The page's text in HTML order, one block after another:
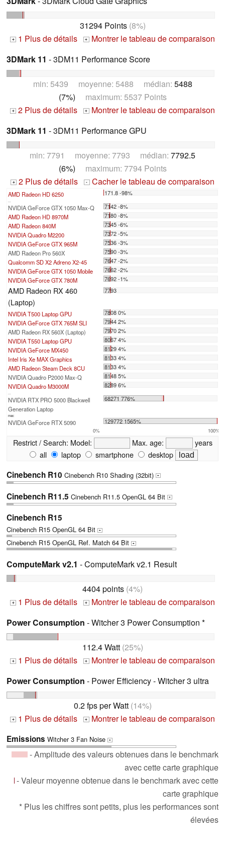
31294 Points(8%)
+ 1 Plus de détails + Montrer le tableau de comparaison
3DMark 11 - 3DM11 Performance Score
min: 5439 moyenne: 5488 médian: 5488
(7%) maximum: 5537 Points
+ 2 Plus de détails + Montrer le tableau de comparaison
3DMark 11 - 3DM11 Performance GPU
min: 7791 moyenne: 7793 médian: 7792.5
(6%) maximum: 7794 Points
+ 2 Plus de détails - Cacher le tableau de comparaison
AMD Radeon HD 6250 171.8 -98%
...
NVIDIA GeForce GTX 1050 Max-Q
7142 -8%
AMD Radeon HD 8970M
7180 -8%
AMD Radeon 840M
7345 -6%
NVIDIA Quadro M2200
7372 -5%
NVIDIA GeForce GTX 965M
7536 -3%
AMD Radeon Pro 560X
7590 -3%
Qualcomm SD X2 Adreno X2-45
7647 -2%
NVIDIA GeForce GTX 1050 Mobile
7662 -2%
NVIDIA GeForce GTX 780M
7692 -1%
AMD Radeon RX 460
(Laptop)
7793
NVIDIA T500 Laptop GPU
7808 0%
NVIDIA GeForce GTX 765M SLI
7944 2%
AMD Radeon RX 560X (Laptop)
7970 2%
NVIDIA T550 Laptop GPU
8067 4%
NVIDIA GeForce MX450
8129 4%
Intel Iris Xe MAX Graphics
8133 4%
AMD Radeon Steam Deck 8CU
8133 4%
NVIDIA Quadro P2000 Max-Q
8148 5%
NVIDIA Quadro M3000M
8289 6%
...
NVIDIA RTX PRO 5000 Blackwell
Generation Laptop
68271 776%
max:
NVIDIA GeForce RTX 5090 129772 1565%
0% 100%
Restrict / Search: Model: Max. age:
years
all
laptop smartphone desktop
Cinebench R10 Cinebench R10 Shading (32bit) +
Cinebench R11.5 Cinebench R11.5 OpenGL 64 Bit +
Cinebench R15
Cinebench R15 OpenGL 64 Bit +
Cinebench R15 OpenGL Ref. Match 64 Bit +
ComputeMark v2.1 - ComputeMark v2.1 Result
4404 points (4%)
+ 1 Plus de détails + Montrer le tableau de comparaison
Power Consumption - Witcher 3 Power Consumption *
112.4 Watt(25%)
+ 1 Plus de détails + Montrer le tableau de comparaison
Power Consumption - Power Efficiency - Witcher 3 ultra
0.2 fps per Watt(14%)
+ 1 Plus de détails + Montrer le tableau de comparaison
Emissions Witcher 3 Fan Noise +
- Amplitude des valeurs obtenues dans le benchmark
avec cette carte graphique
- Valeur moyenne obtenue dans le benchmark avec cette
carte graphique
* Plus les chiffres sont petits, plus les performances sont
élevées